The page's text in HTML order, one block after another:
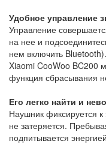
Удобное управление
Управление
на нее и
нем включить
Xiaomi CooWoo BC200
функция сбрасывания
Его легко найти и
Наушник фиксируется к
не затеряется.
подпитывается